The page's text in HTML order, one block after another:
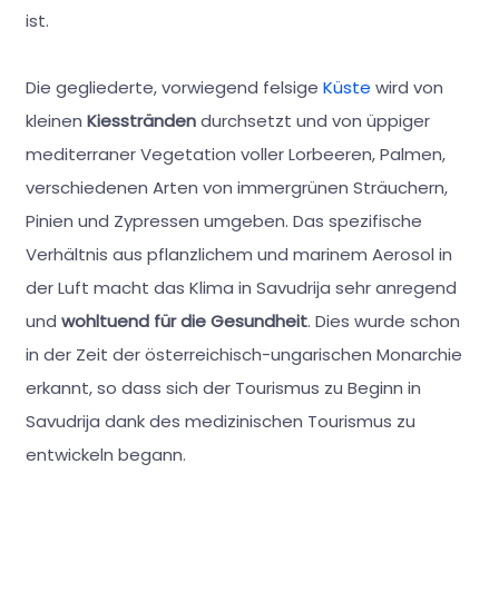
ist.
Die gegliederte, vorwiegend felsige Küste wird von
kleinen Kiessträndendurchsetzt und von üppiger
mediterraner Vegetation voller Lorbeeren, Palmen,
verschiedenen Arten von immergrünen Sträuchern,
Pinien und Zypressen umgeben. Das spezifische
Verhältnis aus pflanzlichem und marinem Aerosol in
der Luft macht das Klima in Savudrija sehr anregend
und wohltuend für die Gesundheit. Dies wurde schon
in der Zeit der österreichisch-ungarischen Monarchie
erkannt, so dass sich der Tourismus zu Beginn in
Savudrija dank des medizinischen Tourismus zu
entwickeln begann.